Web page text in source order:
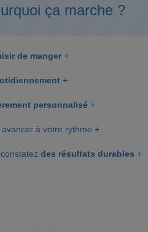
ça marche ?
de manger +
+
personnalisé +
avancer à votre rythme +
des résultats durables +